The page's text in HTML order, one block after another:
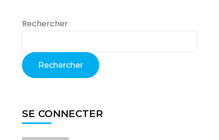
Rechercher
Rechercher
SE CONNECTER